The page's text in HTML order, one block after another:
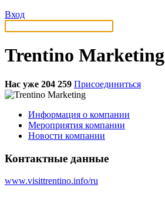
Вход
Trentino Marketing
Нас уже 204 259 Присоединиться
Информация о компании
Мероприятия компании
Новости компании
Контактные данные
www.visittrentino.info/ru